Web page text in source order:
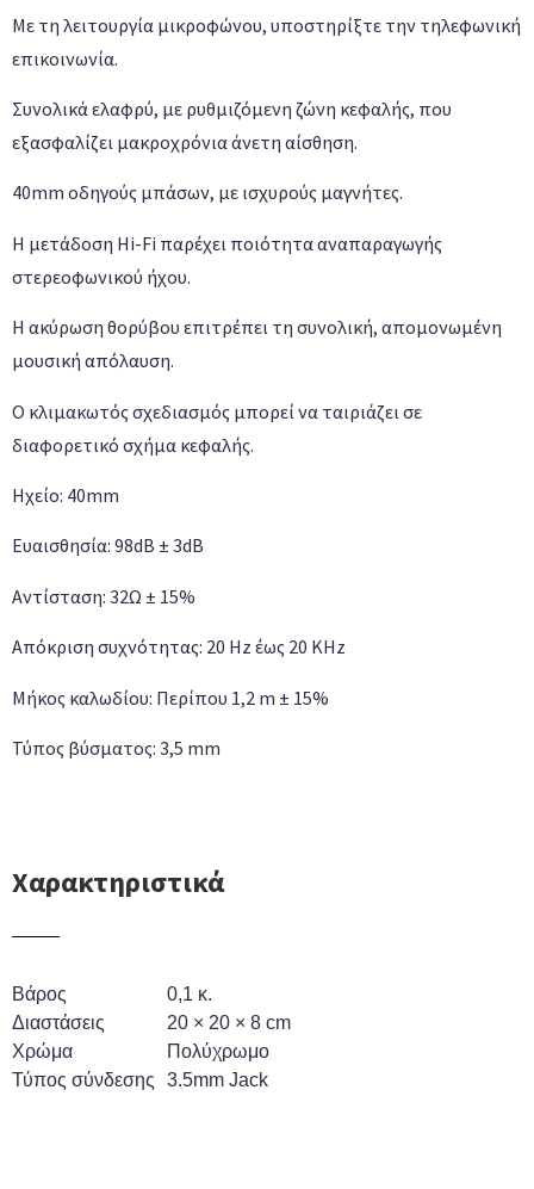
Με τη λειτουργία μικροφώνου, υποστηρίξτε την τηλεφωνική
επικοινωνία.
Συνολικά ελαφρύ, με ρυθμιζόμενη ζώνη κεφαλής, που
εξασφαλίζει μακροχρόνια άνετη αίσθηση.
40mm οδηγούς μπάσων, με ισχυρούς μαγνήτες.
Η μετάδοση Hi-Fi παρέχει ποιότητα αναπαραγωγής
στερεοφωνικού ήχου.
Η ακύρωση θορύβου επιτρέπει τη συνολική, απομονωμένη
μουσική απόλαυση.
Ο κλιμακωτός σχεδιασμός μπορεί να ταιριάζει σε
διαφορετικό σχήμα κεφαλής.
Ηχείο: 40mm
Ευαισθησία: 98dB ± 3dB
Αντίσταση: 32Ω ± 15%
Απόκριση συχνότητας: 20 Hz έως 20 KHz
Μήκος καλωδίου: Περίπου 1,2 m ± 15%
Τύπος βύσματος: 3,5 mm
Χαρακτηριστικά
Βάρος
0,1 κ.
Διαστάσεις
20 × 20 × 8 cm
Χρώμα
Πολύχρωμο
Τύπος σύνδεσης
3.5mm Jack